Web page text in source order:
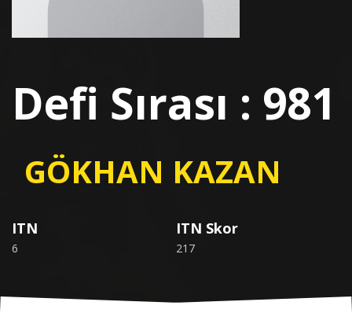
Defi Sırası : 981
GÖKHAN KAZAN
ITN
6
ITN Skor
217